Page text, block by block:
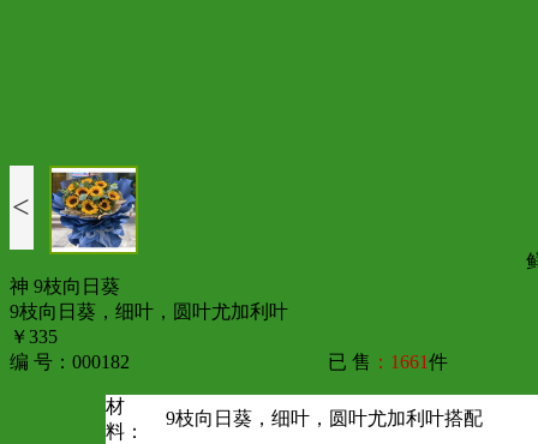
<
神 9枝向日葵
9枝向日葵，细叶，圆叶尤加利叶
￥335
编 号：000182
已 售 ：1661件
材
料：
9枝向日葵，细叶，圆叶尤加利叶搭配